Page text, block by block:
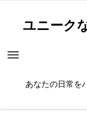
ユニーク
あなたの日常を